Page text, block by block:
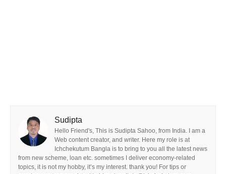
Sudipta
Hello Friend's, This is Sudipta Sahoo, from India. I am a
Web content creator, and writer. Here my role is at
Ichchekutum Bangla is to bring to you all the latest news
from new scheme, loan etc. sometimes I deliver economy-related
topics, it is not my hobby, it’s my interest. thank you! For tips or